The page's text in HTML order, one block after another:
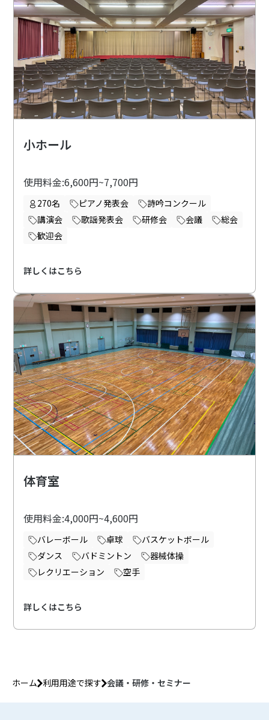
小ホール
使用料金:6,600円~7,700円
270名 ピアノ発表会
詩吟コンクール
講演会
歌謡発表会 研修会 会議
総会
歓迎会
詳しくはこちら
体育室
使用料金:4,000円~4,600円
バレーボール 卓球
バスケットボール
ダンス
バドミントン
器械体操
レクリエーション
空手
詳しくはこちら
ホーム 利用用途で探す 会議・研修・セミナー